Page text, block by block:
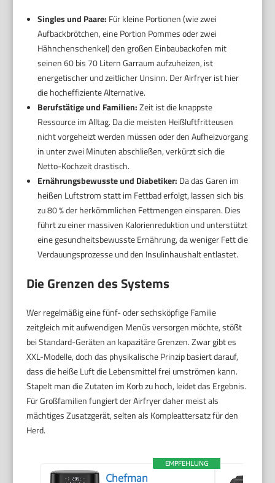
Singles und Paare: Für kleine Portionen (wie zwei
Aufbackbrötchen, eine Portion Pommes oder zwei
Hähnchenschenkel) den großen Einbaubackofen mit
seinen 60 bis 70 Litern Garraum aufzuheizen, ist
energetischer und zeitlicher Unsinn. Der Airfryer ist hier
die hocheffiziente Alternative.
Berufstätige und Familien:Zeit ist die knappste
Ressource im Alltag. Da die meisten Heißluftfritteusen
nicht vorgeheizt werden müssen oder den Aufheizvorgang
in unter zwei Minuten abschließen, verkürzt sich die
Netto-Kochzeit drastisch.
Ernährungsbewusste und Diabetiker: Da das Garen im
heißen Luftstrom statt im Fettbad erfolgt, lassen sich bis
zu 80 % der herkömmlichen Fettmengen einsparen. Dies
führt zu einer massiven Kalorienreduktion und unterstützt
eine gesundheitsbewusste Ernährung, da weniger Fett die
Verdauungsprozesse und den Insulinhaushalt entlastet.
Die Grenzen des Systems
Wer regelmäßig eine fünf- oder sechsköpfige Familie
zeitgleich mit aufwendigen Menüs versorgen möchte, stößt
bei Standard-Geräten an kapazitäre Grenzen. Zwar gibt es
XXL-Modelle, doch das physikalische Prinzip basiert darauf,
dass die heiße Luft die Lebensmittel frei umströmen kann.
Stapelt man die Zutaten im Korb zu hoch, leidet das Ergebnis.
Für Großfamilien fungiert der Airfryer daher meist als
mächtiges Zusatzgerät, selten als Kompleattersatz für den
Herd.
EMPFEHLUNG
Chefman